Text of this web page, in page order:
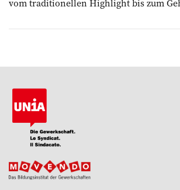
vom traditionellen Highlight bis zum